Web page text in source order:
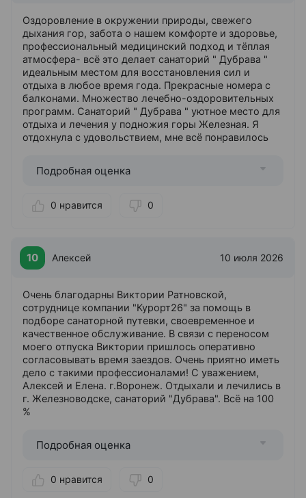
Оздоровление в окружении природы, свежего
дыхания гор, забота о нашем комфорте и здоровье,
профессиональный медицинский подход и тёплая
атмосфера- всё это делает санаторий " Дубрава "
идеальным местом для восстановления сил и
отдыха в любое время года. Прекрасные номера с
балконами. Множество лечебно-оздоровительных
программ. Санаторий " Дубрава " уютное место для
отдыха и лечения у подножия горы Железная. Я
отдохнула с удовольствием, мне всё понравилось
Подробная оценка
0 нравится 0
10 Алексей 10 июля 2026
Очень благодарны Виктории Ратновской,
сотруднице компании "Курорт26" за помощь в
подборе санаторной путевки, своевременное и
качественное обслуживание. В связи с переносом
моего отпуска Виктории пришлось оперативно
согласовывать время заездов. Очень приятно иметь
дело с такими профессионалами! С уважением,
Алексей и Елена. г.Воронеж. Отдыхали и лечились в
г. Железноводске, санаторий "Дубрава". Всё на 100
%
Подробная оценка
0 нравится 0